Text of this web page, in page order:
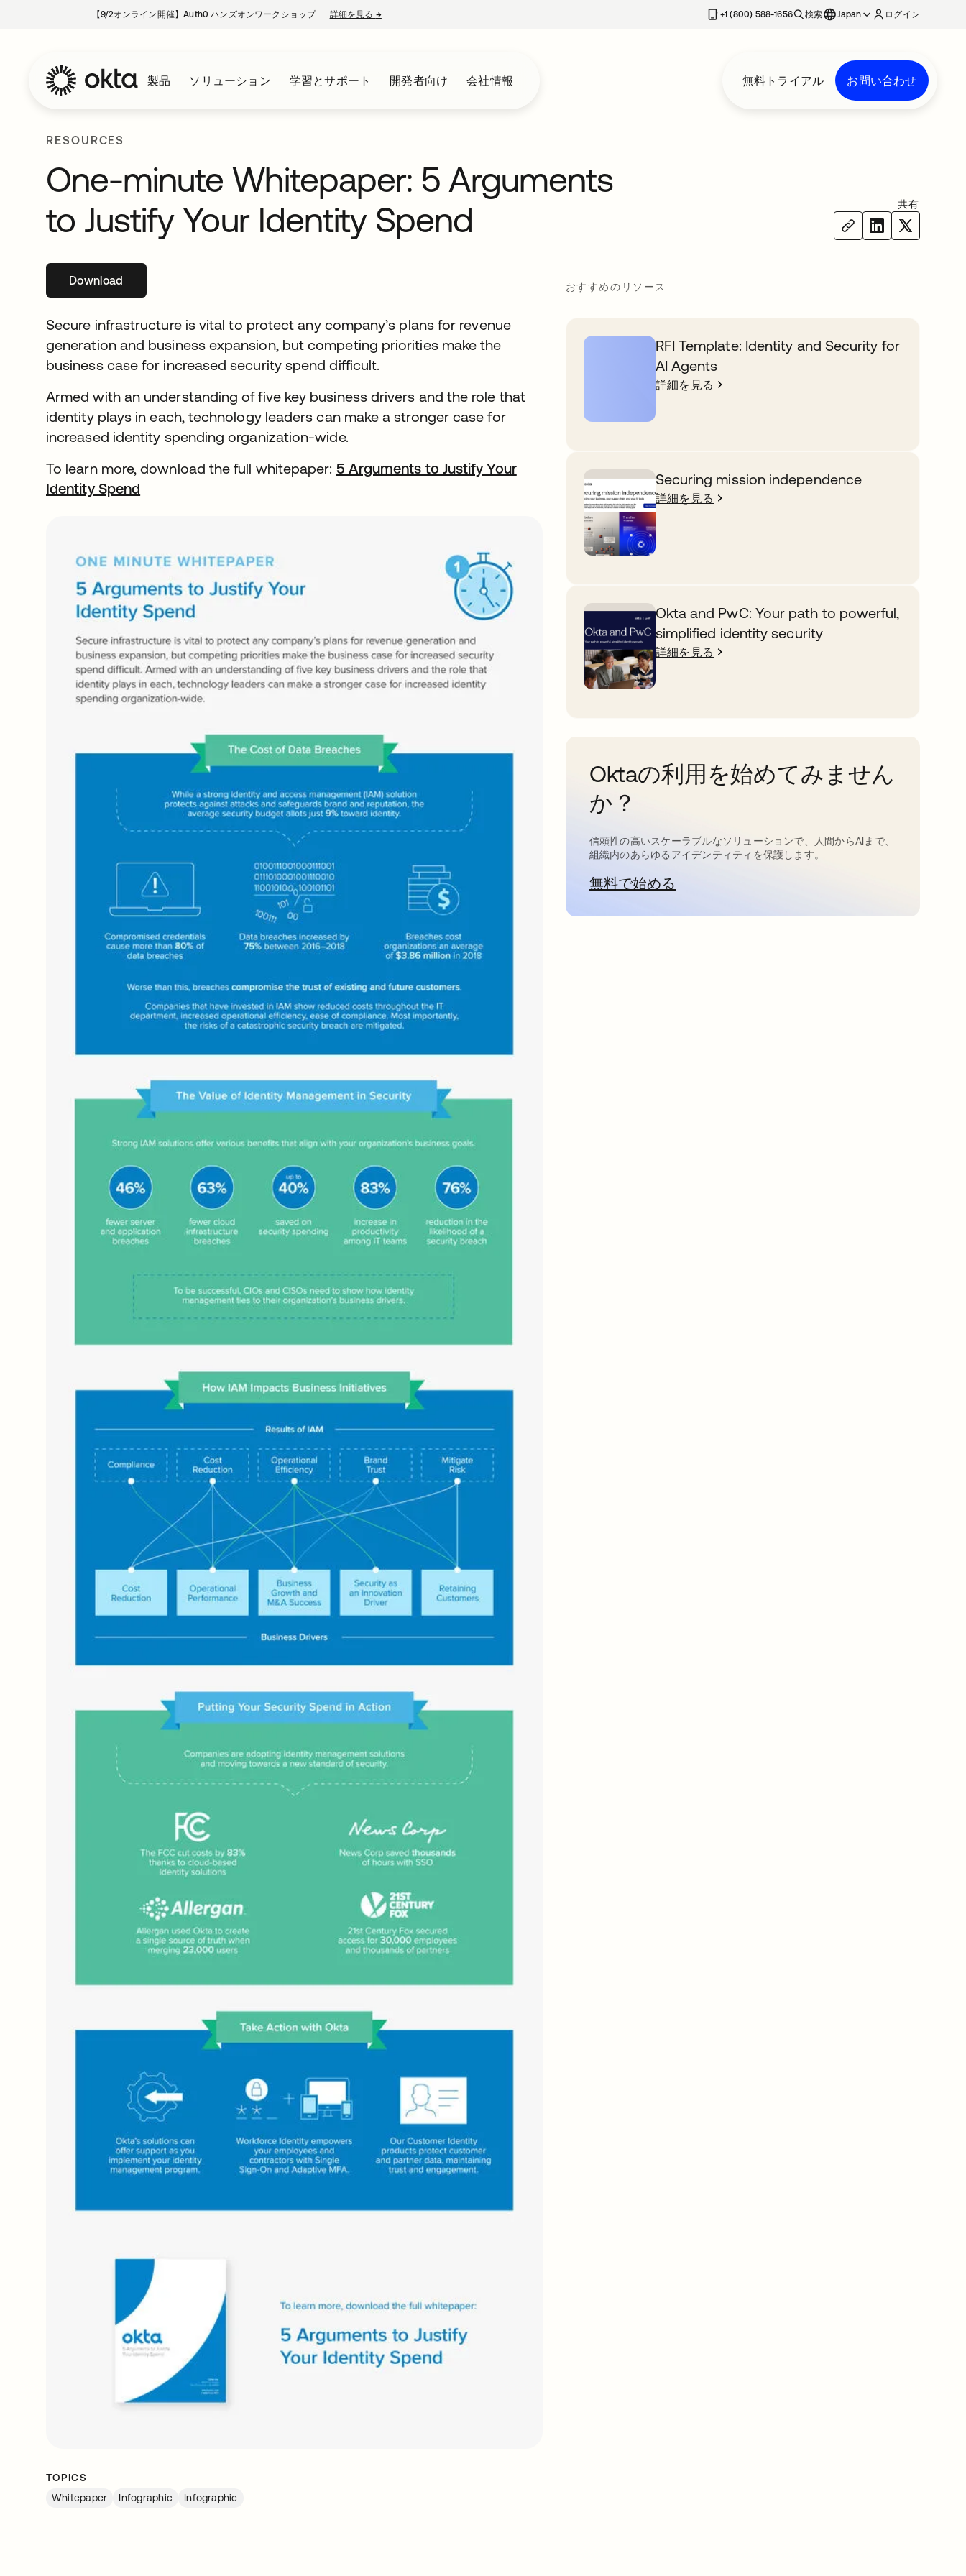
【9/2オンライン開催】Auth0 ハンズオンワークショップ 詳細を見る →新しいタブで開く +1 (800) 588-1656 検索 Japan ログイン
製品 ソリューション 学習とサポート 開発者向け 会社情報 無料トライアル お問い合わせ
RESOURCES
One-minute Whitepaper: 5 Arguments
to Justify Your Identity Spend
共有
Download
Secure infrastructure is vital to protect any company’s plans for revenue
generation and business expansion, but competing priorities make the
business case for increased security spend difficult.
Armed with an understanding of five key business drivers and the role that
identity plays in each, technology leaders can make a stronger case for
increased identity spending organization-wide.
To learn more, download the full whitepaper: 5 Arguments to Justify Your
Identity Spend
TOPICS
Whitepaper
Infographic Infographic
おすすめのリソース
RFI Template: Identity and Security for
AI Agents
詳細を見る
Securing mission independence
詳細を見る
Okta and PwC: Your path to powerful,
simplified identity security
詳細を見る
Oktaの利用を始めてみません
か？
信頼性の高いスケーラブルなソリューションで、人間からAIまで、
組織内のあらゆるアイデンティティを保護します。
無料で始める新しいタブで開く